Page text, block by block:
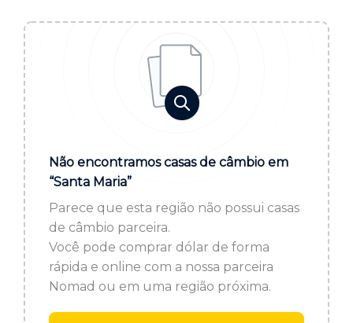
Acesse sua conta:
BROKER DE OFERTAS
ou cadastre-se se ainda não tem registro:
Não encontramos casas de câmbio em
“Santa Maria”
Parece que esta região não possui casas
de câmbio parceira.
Você pode comprar dólar de forma
rápida e online com a nossa parceira
Nomad ou em uma região próxima.